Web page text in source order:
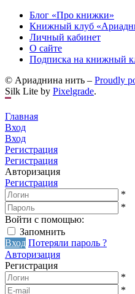
Блог «Про книжки»
Книжный клуб
Личный кабинет
О сайте
Подписка на книжный
© Ариаднина нить – Proudly
Silk Lite by Pixelgrade.
Главная
Вход
Вход
Регистрация
Регистрация
Авторизация
Регистрация
*
*
Войти с помощью:
Запомнить
Вход Потеряли пароль ?
Авторизация
Регистрация
*
*